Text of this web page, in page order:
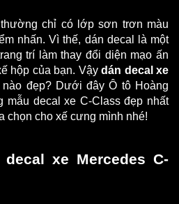
chỉ có lớp sơn trơn màu
nhấn. Vì thế, dán decal là một
trí làm thay đổi diện mạo ấn
hộp của bạn. Vậy dán decal xe
đẹp? Dưới đây Ô tô Hoàng
mẫu decal xe C-Class đẹp nhất
chọn cho xế cưng mình nhé!
xe Mercedes C-